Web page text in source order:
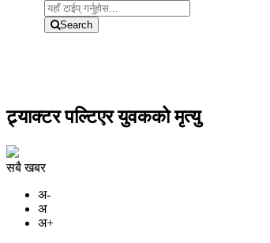
Search
ट्र्याक्टर पल्टिएर युवकको मृत्यु
सबै खबर
अ-
अ
अ+